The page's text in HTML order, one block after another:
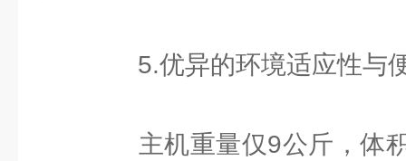
5.优异的环境适应性与
主机重量仅9公斤，体积